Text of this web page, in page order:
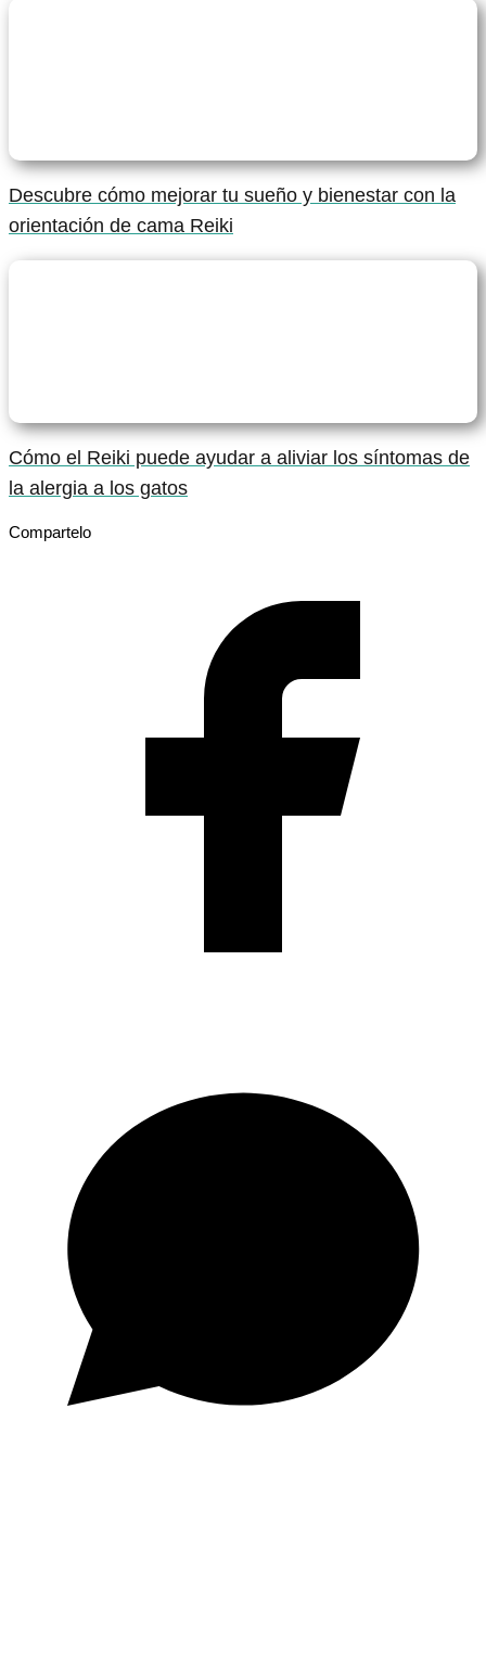
Descubre cómo mejorar tu sueño y bienestar con la
orientación de cama Reiki
Cómo el Reiki puede ayudar a aliviar los síntomas de
la alergia a los gatos
Compartelo